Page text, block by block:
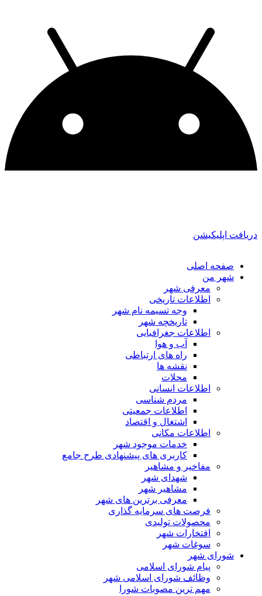
دریافت اپلیکیشن
صفحه اصلی
شهر من
معرفی شهر
اطلاعات تاریخی
وجه تسیمه نام شهر
تاریخچه شهر
اطلاعات جغرافیایی
آب و هوا
راه های ارتباطی
نقشه ها
محلات
اطلاعات انسانی
مردم شناسی
اطلاعات جمعیتی
اشتغال و اقتصاد
اطلاعات مکانی
خدمات موجود شهر
کاربری های پیشنهادی طرح جامع
مفاخیر و مشاهیر
شهدای شهر
مشاهیر شهر
معرفی برترین های شهر
فرصت های سرمایه گذاری
محصولات تولیدی
افتخارات شهر
سوغات شهر
شورای شهر
پیام شورای اسلامی
وظائف شورای اسلامی شهر
مهم ترین مصوبات شورا